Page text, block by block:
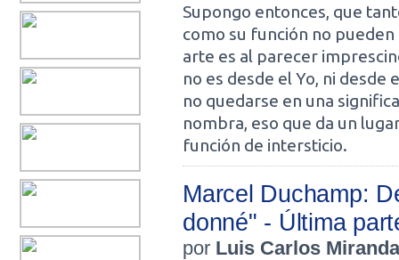
Supongo entonces, que
como su función no
arte es al parecer
no es desde el Yo, ni
no quedarse en una
nombra, eso que da un
función de intersticio.
Marcel Duchamp:
donné" - Última
por Luis Carlos Miranda